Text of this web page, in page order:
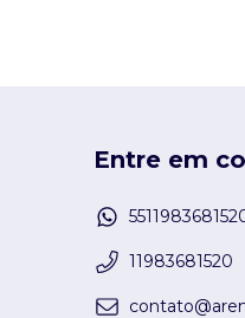
Entre em
11983681520